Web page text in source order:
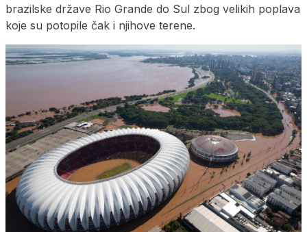
brazilske države Rio Grande do Sul zbog velikih poplava
koje su potopile čak i njihove terene.